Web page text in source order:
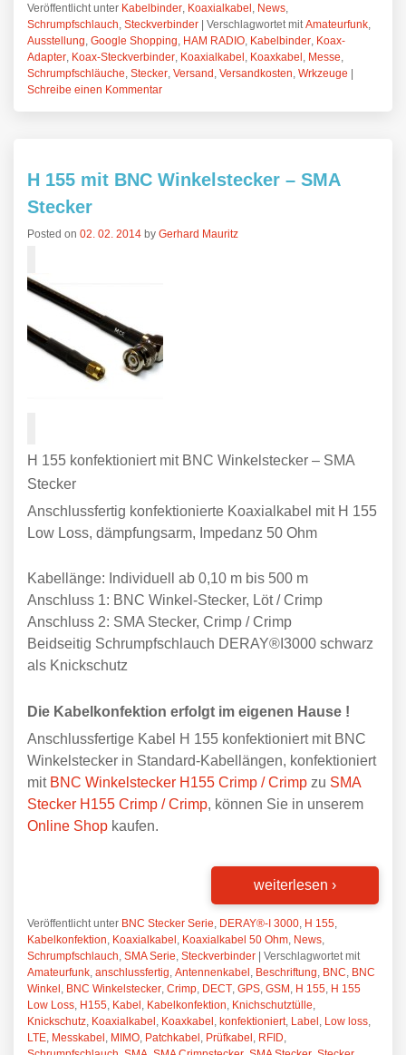
Veröffentlicht unter Kabelbinder, Koaxialkabel, News,
Schrumpfschlauch, Steckverbinder | Verschlagwortet mit Amateurfunk,
Ausstellung, Google Shopping, HAM RADIO, Kabelbinder, Koax-
Adapter, Koax-Steckverbinder, Koaxialkabel, Koaxkabel, Messe,
Schrumpfschläuche, Stecker, Versand, Versandkosten, Wrkzeuge |
Schreibe einen Kommentar
H 155 mit BNC Winkelstecker – SMA
Stecker
Posted on 02. 02. 2014 by Gerhard Mauritz
H 155 konfektioniert mit BNC Winkelstecker – SMA
Stecker
Anschlussfertig konfektionierte Koaxialkabel mit H 155
Low Loss, dämpfungsarm, Impedanz 50 Ohm
Kabellänge: Individuell ab 0,10 m bis 500 m
Anschluss 1: BNC Winkel-Stecker, Löt / Crimp
Anschluss 2: SMA Stecker, Crimp / Crimp
Beidseitig Schrumpfschlauch DERAY®I3000 schwarz
als Knickschutz
Die Kabelkonfektion erfolgt im eigenen Hause !
Anschlussfertige Kabel H 155 konfektioniert mit BNC
Winkelstecker in Standard-Kabellängen, konfektioniert
mit BNC Winkelstecker H155 Crimp / Crimp zu SMA
Stecker H155 Crimp / Crimp, können Sie in unserem
Online Shop kaufen.
weiterlesen ›
Veröffentlicht unter BNC Stecker Serie, DERAY®-I 3000, H 155,
Kabelkonfektion, Koaxialkabel, Koaxialkabel 50 Ohm, News,
Schrumpfschlauch, SMA Serie, Steckverbinder | Verschlagwortet mit
Amateurfunk, anschlussfertig, Antennenkabel, Beschriftung, BNC, BNC
Winkel, BNC Winkelstecker, Crimp, DECT, GPS, GSM, H 155, H 155
Low Loss, H155, Kabel, Kabelkonfektion, Knichschutztülle,
Knickschutz, Koaxialkabel, Koaxkabel, konfektioniert, Label, Low loss,
LTE, Messkabel, MIMO, Patchkabel, Prüfkabel, RFID,